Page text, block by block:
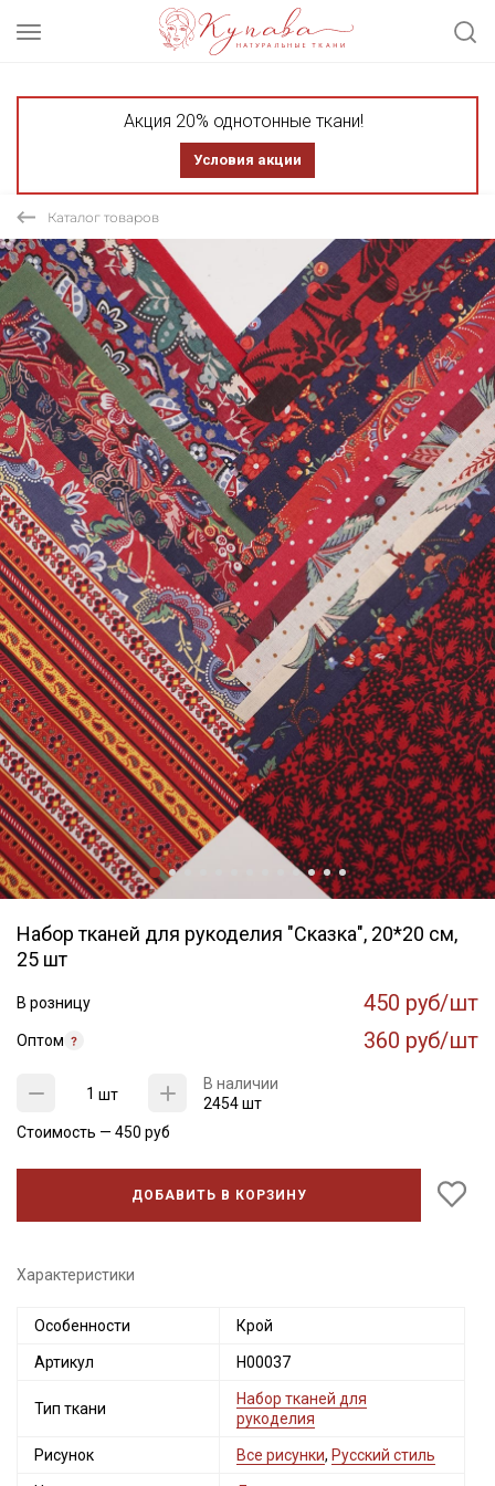
Акция 20% однотонные ткани!
Условия акции
Каталог товаров
Набор тканей для рукоделия "Сказка", 20*20 см,
25 шт
В розницу 450 руб/шт
Оптом 360 руб/шт
шт
В наличии
2454 шт
Стоимость — 450 руб
ДОБАВИТЬ В КОРЗИНУ
Характеристики
Особенности Крой
Артикул Н00037
Тип ткани
Набор тканей для
рукоделия
Рисунок Все рисунки, Русский стиль